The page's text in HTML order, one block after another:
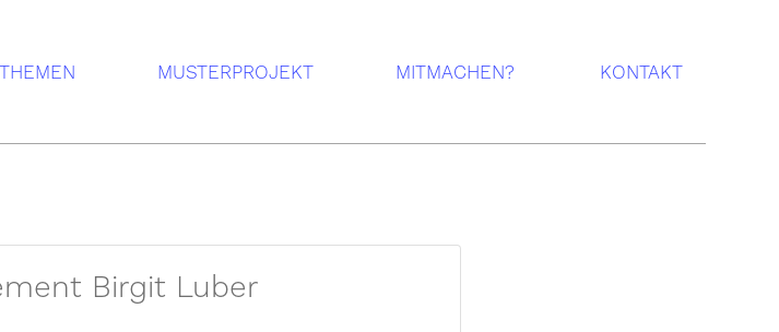
THEMEN MUSTERPROJEKT MITMACHEN? KONTAKT
Birgit Luber